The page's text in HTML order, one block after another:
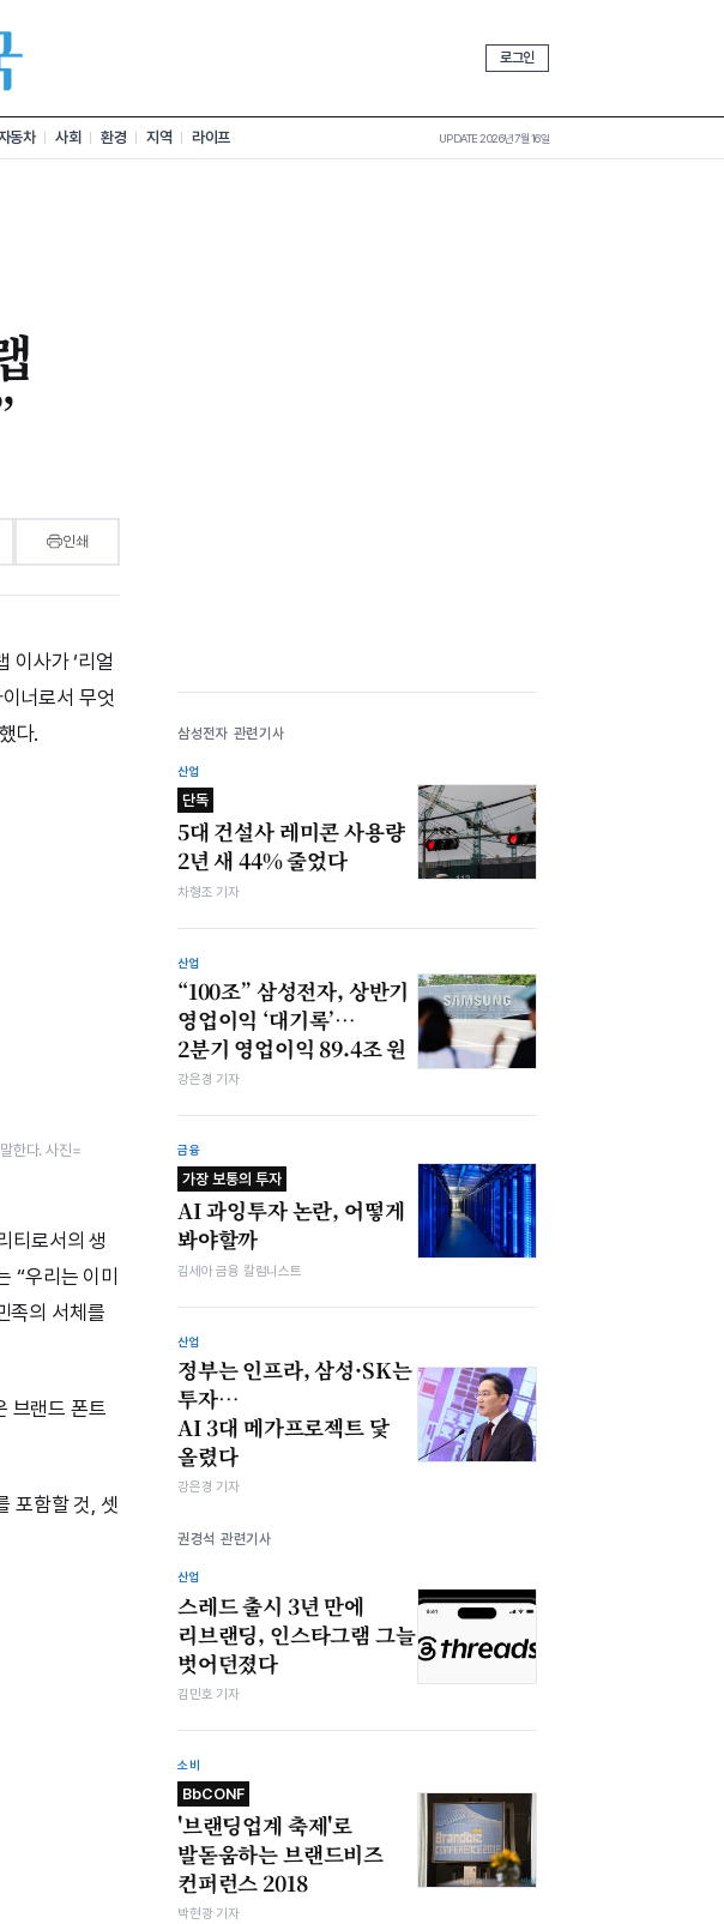
로그인
동차 사회 환경 지역 라이프 UPDATE 2026년 7월 16일
인쇄
이사가 ‘리얼
너로서 무엇
다.
한다. 사진=
티로서의 생
“우리는 이미
족의 서체를
브랜드 폰트
포함할 것, 셋
삼성전자 관련기사
산업
단독
5대 건설사 레미콘 사용량
2년 새 44% 줄었다
차형조 기자
산업
“100조” 삼성전자, 상반기
영업이익 ‘대기록’…
2분기 영업이익 89.4조 원
강은경 기자
금융
가장 보통의 투자
AI 과잉투자 논란, 어떻게
봐야할까
김세아 금융 칼럼니스트
산업
정부는 인프라, 삼성·SK는
투자…
AI 3대 메가프로젝트 닻
올렸다
강은경 기자
권경석 관련기사
산업
스레드 출시 3년 만에
리브랜딩, 인스타그램 그늘
벗어던졌다
김민호 기자
소비
BbCONF
'브랜딩업계 축제'로
발돋움하는 브랜드비즈
컨퍼런스 2018
박현광 기자